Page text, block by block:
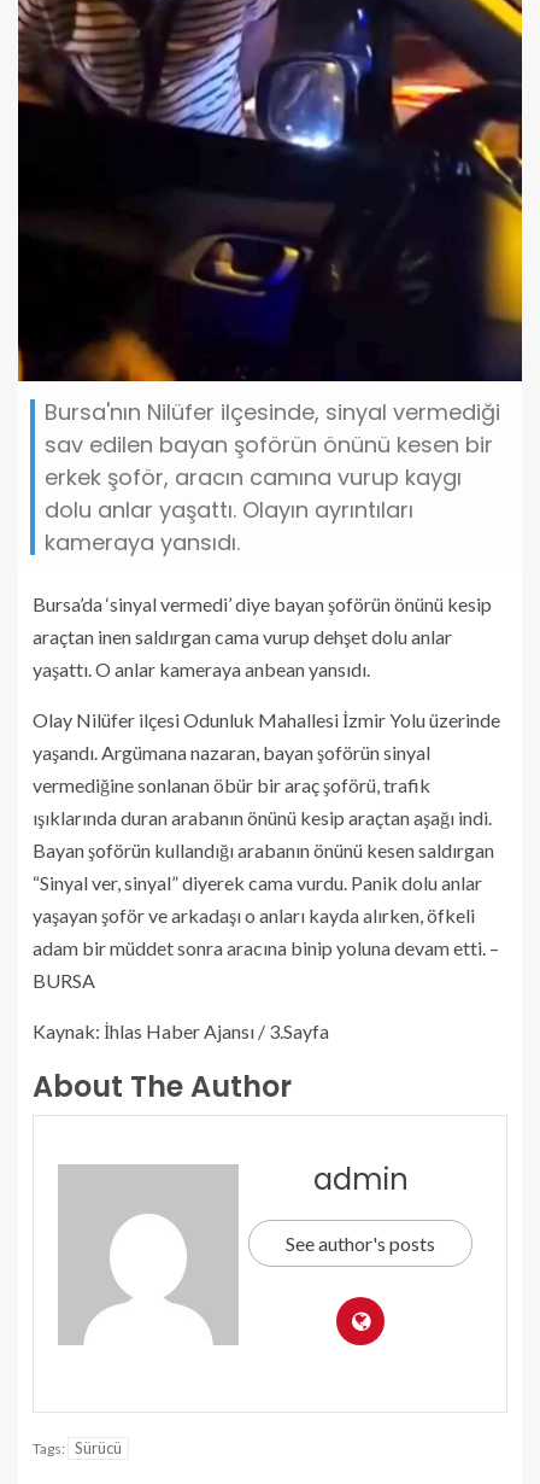
Bursa'nın Nilüfer ilçesinde, sinyal vermediği
sav edilen bayan şoförün önünü kesen bir
erkek şoför, aracın camına vurup kaygı
dolu anlar yaşattı. Olayın ayrıntıları
kameraya yansıdı.
Bursa’da ‘sinyal vermedi’ diye bayan şoförün önünü kesip
araçtan inen saldırgan cama vurup dehşet dolu anlar
yaşattı. O anlar kameraya anbean yansıdı.
Olay Nilüfer ilçesi Odunluk Mahallesi İzmir Yolu üzerinde
yaşandı. Argümana nazaran, bayan şoförün sinyal
vermediğine sonlanan öbür bir araç şoförü, trafik
ışıklarında duran arabanın önünü kesip araçtan aşağı indi.
Bayan şoförün kullandığı arabanın önünü kesen saldırgan
“Sinyal ver, sinyal” diyerek cama vurdu. Panik dolu anlar
yaşayan şoför ve arkadaşı o anları kayda alırken, öfkeli
adam bir müddet sonra aracına binip yoluna devam etti. –
BURSA
Kaynak: İhlas Haber Ajansı / 3.Sayfa
About The Author
admin
See author's posts
Tags: Sürücü